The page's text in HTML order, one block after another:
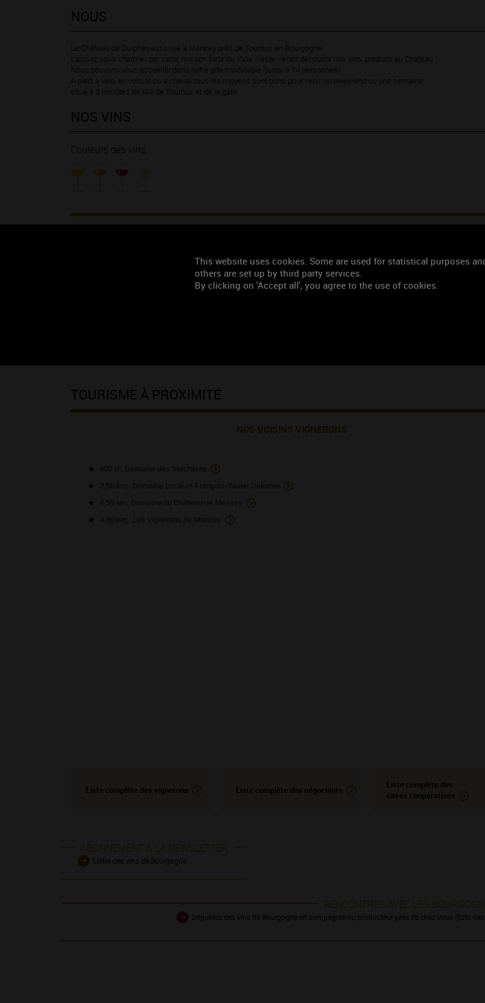
NOUS
Le Château de Dulphey est situé à Mancey près de Tournus en Bourgogne.
Laissez-vous charmer par cette maison forte du XVIe siècle, venez découvrir nos vins, produits au Château .
Nous pouvons vous accueillir dans notre gîte modulable (jusqu'à 14 personnes)
A pied, à vélo, en voiture ou à cheval tous les moyens sont bons pour venir un week-end ou une semaine.
situé à 5 minutes de l'A6 de Tournus et de la gare.
NOS VINS
Couleurs des vins
TOURISME À PROXIMITÉ
NOS VOISINS VIGNERONS
Liste complète des vignerons Liste complète des négociants
Liste complète des
caves coopératives
ABONNEMENT À LA NEWSLETTER
RENCONTRES AVEC LES
This website uses cookies. Some are used for statistical purposes
others are set up by third party services.
By clicking on 'Accept all', you agree to the use of cookies.